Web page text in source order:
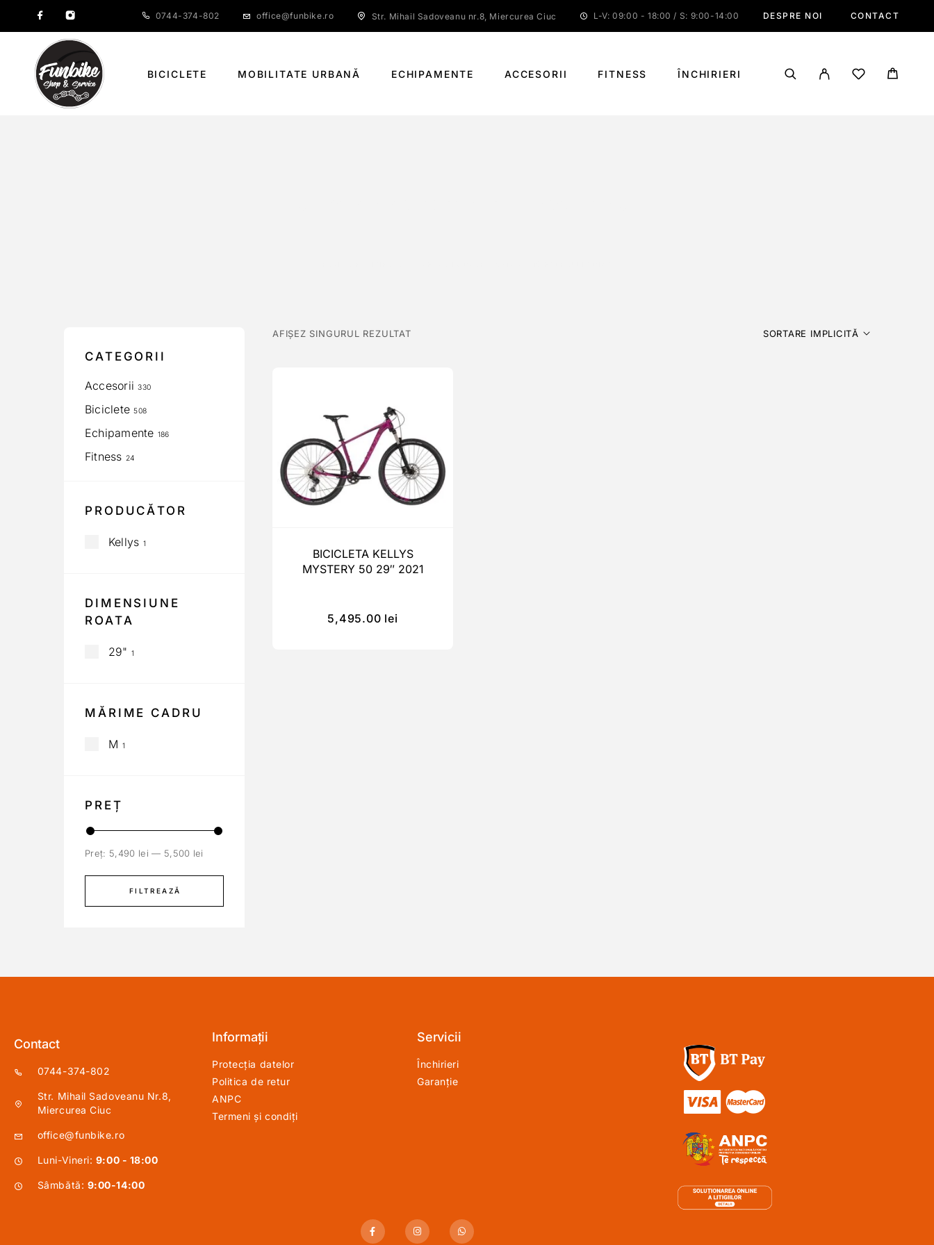
0744-374-802 office@funbike.ro Str. Mihail Sadoveanu nr.8, Miercurea Ciuc L-V: 09:00 - 18:00 / S: 9:00-14:00 DESPRE NOI CONTACT
BICICLETE MOBILITATE URBANĂ ECHIPAMENTE ACCESORII FITNESS ÎNCHIRIERI
CATEGORII
Accesorii 330
Biciclete 508
Echipamente 186
Fitness 24
PRODUCĂTOR
Kellys 1
DIMENSIUNE
ROATA
29" 1
MĂRIME CADRU
M 1
PREȚ
FILTREAZĂ
Preț: 5,490 lei — 5,500 lei
AFIȘEZ SINGURUL REZULTAT SORTARE IMPLICITĂ
BICICLETA KELLYS
MYSTERY 50 29″ 2021
5,495.00 lei
Contact
0744-374-802
Str. Mihail Sadoveanu Nr.8,
Miercurea Ciuc
office@funbike.ro
Luni-Vineri: 9:00 - 18:00
Sâmbătă: 9:00-14:00
Informații
Protecția datelor
Politica de retur
ANPC
Termeni și condiți
Servicii
Închirieri
Garanție